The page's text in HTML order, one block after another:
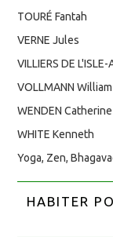
TOURÉ Fantah
VERNE Jules
VILLIERS DE
VOLLMANN
WENDEN
WHITE Kenneth
Yoga, Zen,
HABITER